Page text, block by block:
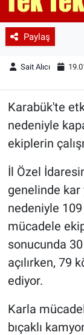
Paylaş
Sait Alıcı
Karabük'te
nedeniyle
ekiplerin
İl Özel
genelinde kar
nedeniyle
mücadele
sonucunda
açılırken, 79
ediyor.
Karla
bıçaklı